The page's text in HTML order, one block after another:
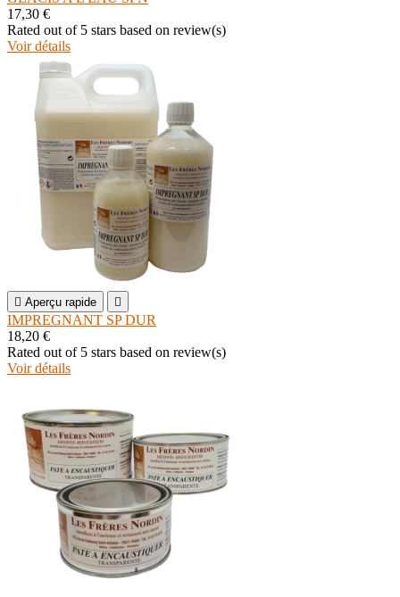
17,30 €
Rated out of 5 stars based on review(s)
Voir détails
 Aperçu rapide 
IMPREGNANT SP DUR
18,20 €
Rated out of 5 stars based on review(s)
Voir détails